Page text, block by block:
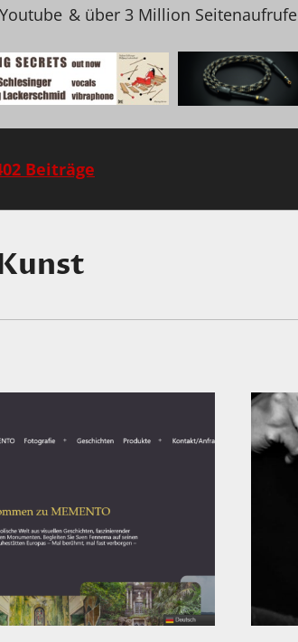
& über 3 Million Seitenaufrufe
Beiträge